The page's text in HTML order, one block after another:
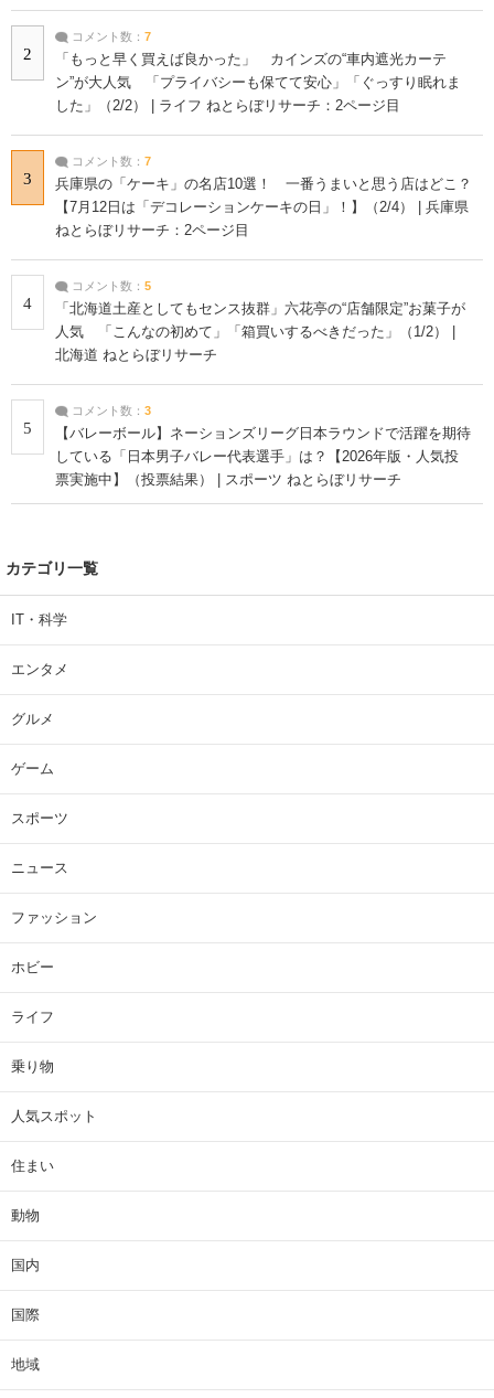
2
コメント数： 7
「もっと早く買えば良かった」 カインズの“車内遮光カーテ
ン”が大人気 「プライバシーも保てて安心」「ぐっすり眠れま
した」（2/2） | ライフ ねとらぼリサーチ：2ページ目
3
コメント数： 7
兵庫県の「ケーキ」の名店10選！ 一番うまいと思う店はどこ？
【7月12日は「デコレーションケーキの日」！】（2/4） | 兵庫県
ねとらぼリサーチ：2ページ目
4
コメント数： 5
「北海道土産としてもセンス抜群」六花亭の“店舗限定”お菓子が
人気 「こんなの初めて」「箱買いするべきだった」（1/2） |
北海道 ねとらぼリサーチ
5
コメント数： 3
【バレーボール】ネーションズリーグ日本ラウンドで活躍を期待
している「日本男子バレー代表選手」は？【2026年版・人気投
票実施中】（投票結果） | スポーツ ねとらぼリサーチ
カテゴリ一覧
IT・科学
エンタメ
グルメ
ゲーム
スポーツ
ニュース
ファッション
ホビー
ライフ
乗り物
人気スポット
住まい
動物
国内
国際
地域